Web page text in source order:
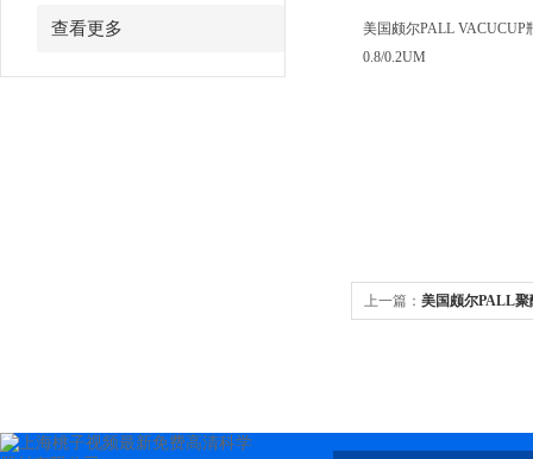
查看更多
美国颇尔PALL VACUCUP
0.8/0.2UM
上一篇： 美国颇尔PALL聚